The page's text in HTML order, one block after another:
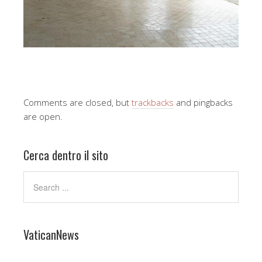
Comments are closed, but trackbacks and pingbacks
are open.
Cerca dentro il sito
VaticanNews